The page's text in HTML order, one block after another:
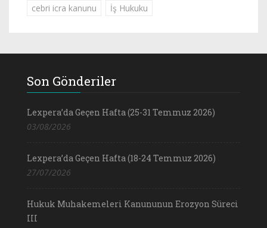
cebri icra kanunu
İş Hukuku
Son Gönderiler
Lexpera’da Geçen Hafta (25-31 Temmuz 2026)
03/08/2026
Lexpera’da Geçen Hafta (18-24 Temmuz 2026)
27/07/2026
Hukuk Muhakemeleri Kanununun Erozyon Süreci
III